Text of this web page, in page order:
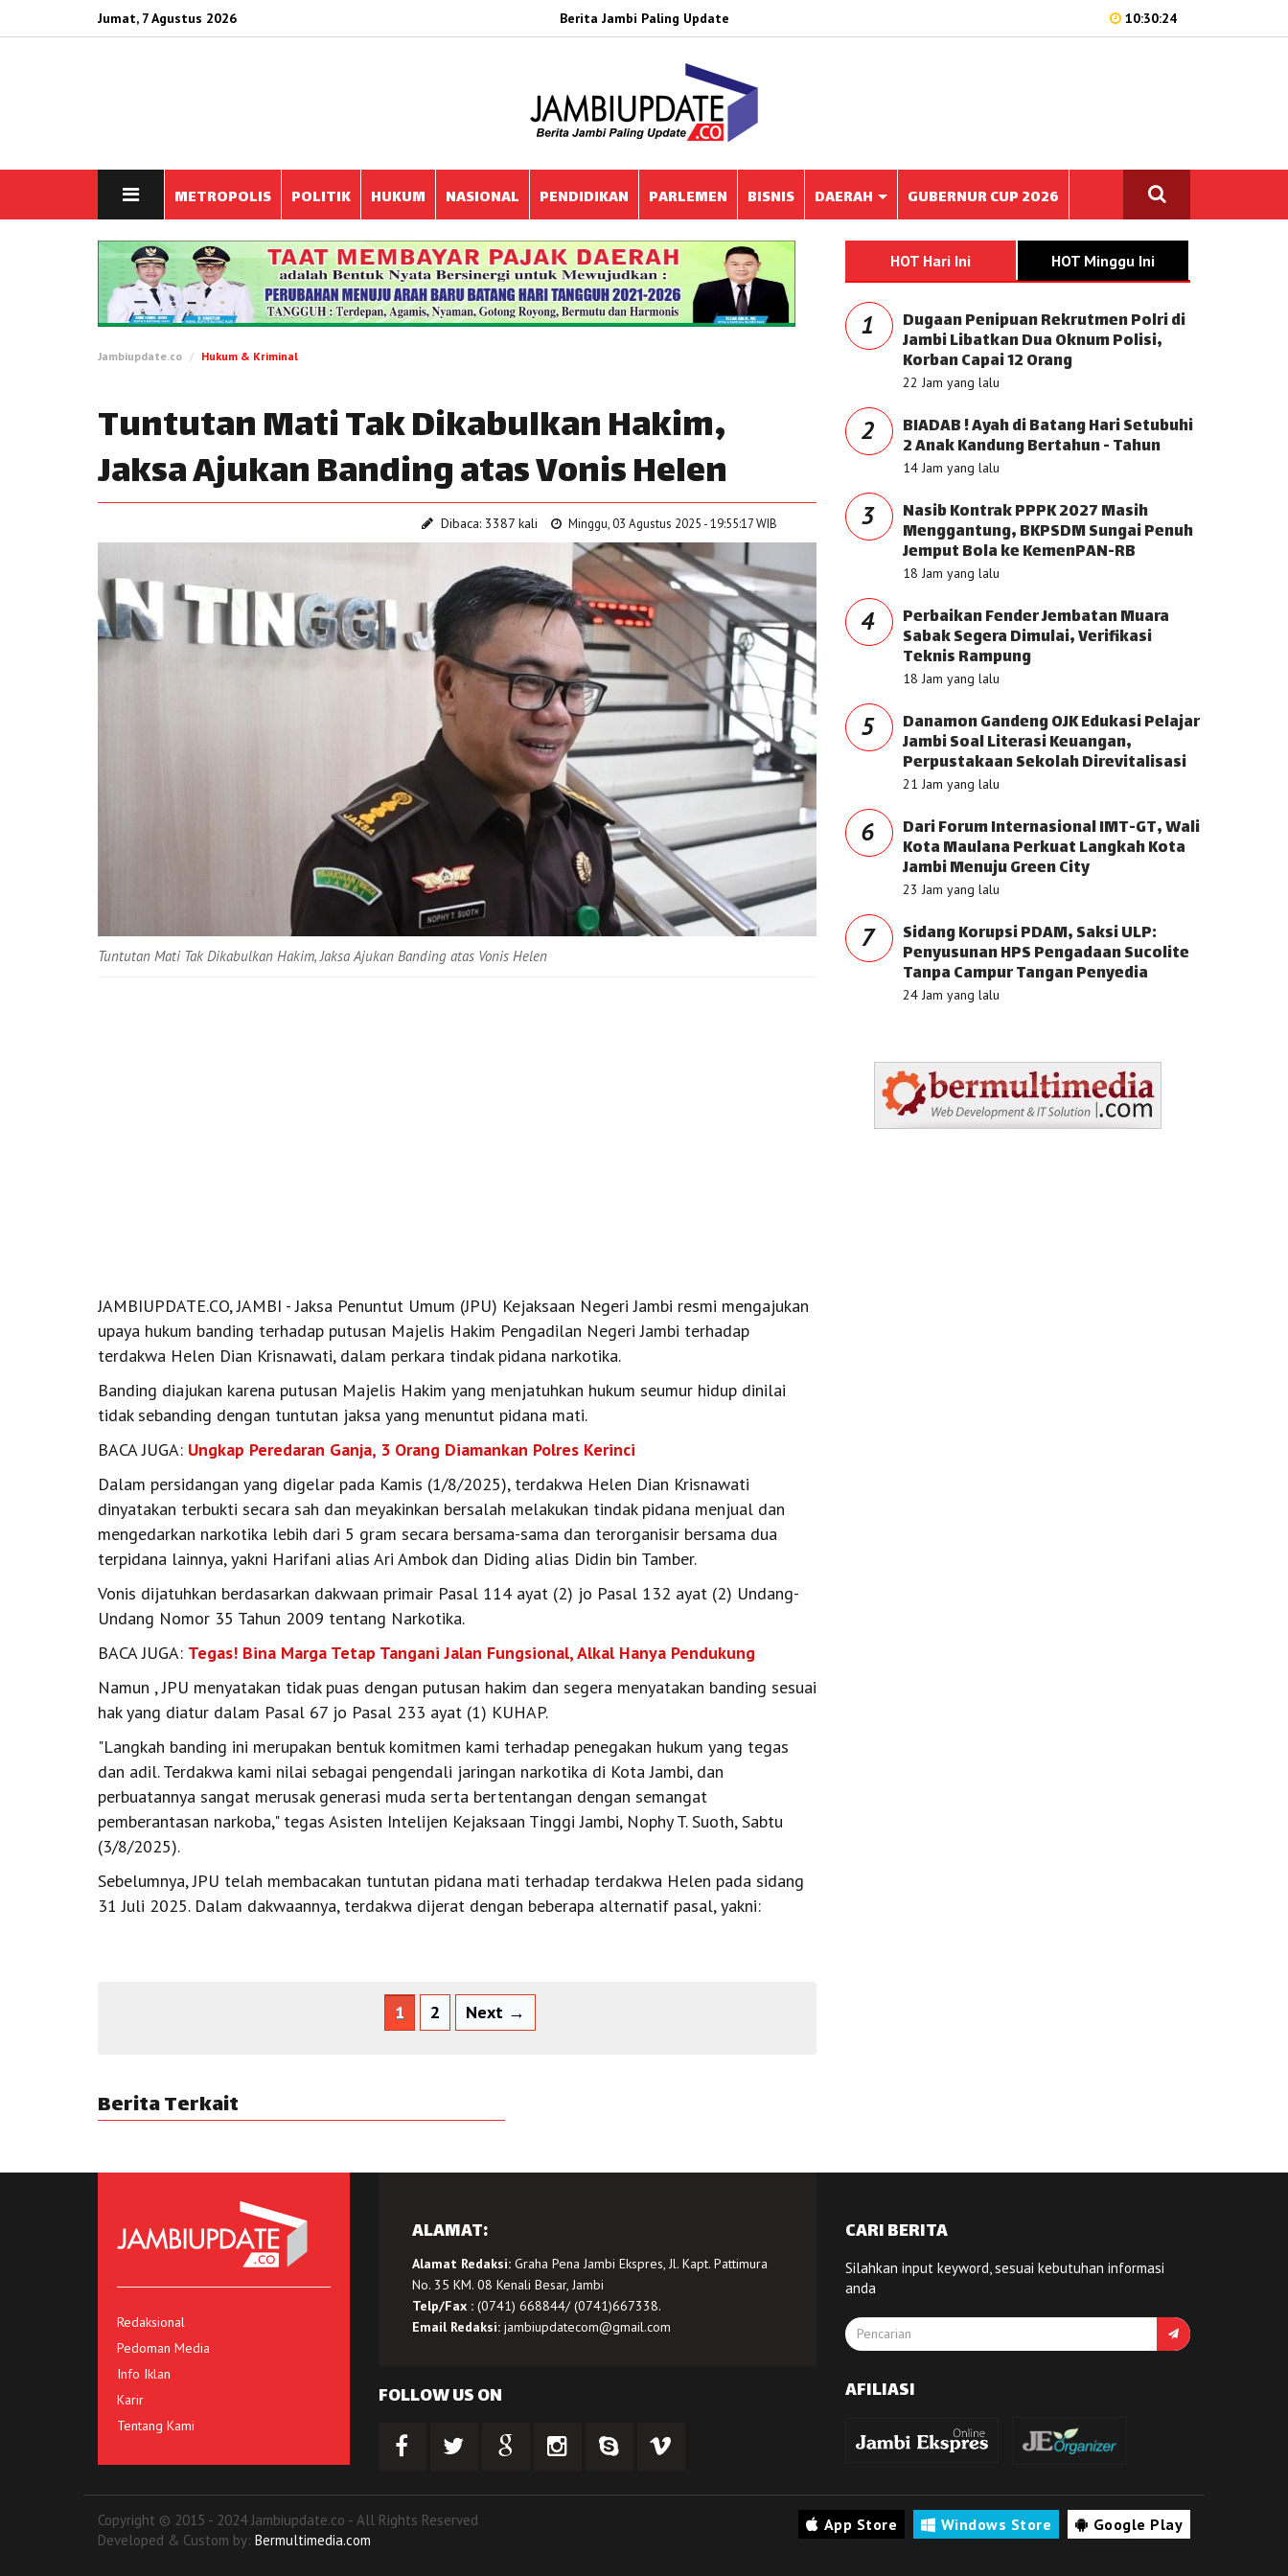
Jumat, 7 Agustus 2026 Berita Jambi Paling Update 10:30:24
METROPOLIS POLITIK HUKUM NASIONAL PENDIDIKAN PARLEMEN BISNIS DAERAH GUBERNUR CUP 2026
Jambiupdate.co Hukum & Kriminal
Tuntutan Mati Tak Dikabulkan Hakim,
Jaksa Ajukan Banding atas Vonis Helen
Dibaca: 3387 kali Minggu, 03 Agustus 2025 - 19:55:17 WIB
Tuntutan Mati Tak Dikabulkan Hakim, Jaksa Ajukan Banding atas Vonis Helen
JAMBIUPDATE.CO, JAMBI - Jaksa Penuntut Umum (JPU) Kejaksaan Negeri Jambi resmi mengajukan
upaya hukum banding terhadap putusan Majelis Hakim Pengadilan Negeri Jambi terhadap
terdakwa Helen Dian Krisnawati, dalam perkara tindak pidana narkotika.
Banding diajukan karena putusan Majelis Hakim yang menjatuhkan hukum seumur hidup dinilai
tidak sebanding dengan tuntutan jaksa yang menuntut pidana mati.
BACA JUGA: Ungkap Peredaran Ganja, 3 Orang Diamankan Polres Kerinci
Dalam persidangan yang digelar pada Kamis (1/8/2025), terdakwa Helen Dian Krisnawati
dinyatakan terbukti secara sah dan meyakinkan bersalah melakukan tindak pidana menjual dan
mengedarkan narkotika lebih dari 5 gram secara bersama-sama dan terorganisir bersama dua
terpidana lainnya, yakni Harifani alias Ari Ambok dan Diding alias Didin bin Tamber.
Vonis dijatuhkan berdasarkan dakwaan primair Pasal 114 ayat (2) jo Pasal 132 ayat (2) Undang-
Undang Nomor 35 Tahun 2009 tentang Narkotika.
BACA JUGA: Tegas! Bina Marga Tetap Tangani Jalan Fungsional, Alkal Hanya Pendukung
Namun , JPU menyatakan tidak puas dengan putusan hakim dan segera menyatakan banding sesuai
hak yang diatur dalam Pasal 67 jo Pasal 233 ayat (1) KUHAP.
"Langkah banding ini merupakan bentuk komitmen kami terhadap penegakan hukum yang tegas
dan adil. Terdakwa kami nilai sebagai pengendali jaringan narkotika di Kota Jambi, dan
perbuatannya sangat merusak generasi muda serta bertentangan dengan semangat
pemberantasan narkoba," tegas Asisten Intelijen Kejaksaan Tinggi Jambi, Nophy T. Suoth, Sabtu
(3/8/2025).
Sebelumnya, JPU telah membacakan tuntutan pidana mati terhadap terdakwa Helen pada sidang
31 Juli 2025. Dalam dakwaannya, terdakwa dijerat dengan beberapa alternatif pasal, yakni:
1 2 Next →
Berita Terkait
HOT Hari Ini HOT Minggu Ini
1 Dugaan Penipuan Rekrutmen Polri di
Jambi Libatkan Dua Oknum Polisi,
Korban Capai 12 Orang
22 Jam yang lalu
2 BIADAB ! Ayah di Batang Hari Setubuhi
2 Anak Kandung Bertahun - Tahun
14 Jam yang lalu
3 Nasib Kontrak PPPK 2027 Masih
Menggantung, BKPSDM Sungai Penuh
Jemput Bola ke KemenPAN-RB
18 Jam yang lalu
4 Perbaikan Fender Jembatan Muara
Sabak Segera Dimulai, Verifikasi
Teknis Rampung
18 Jam yang lalu
5 Danamon Gandeng OJK Edukasi Pelajar
Jambi Soal Literasi Keuangan,
Perpustakaan Sekolah Direvitalisasi
21 Jam yang lalu
6 Dari Forum Internasional IMT-GT, Wali
Kota Maulana Perkuat Langkah Kota
Jambi Menuju Green City
23 Jam yang lalu
7 Sidang Korupsi PDAM, Saksi ULP:
Penyusunan HPS Pengadaan Sucolite
Tanpa Campur Tangan Penyedia
24 Jam yang lalu
Redaksional
Pedoman Media
Info Iklan
Karir
Tentang Kami
ALAMAT:
Alamat Redaksi:Graha Pena Jambi Ekspres, Jl. Kapt. Pattimura
No. 35 KM. 08 Kenali Besar, Jambi
Telp/Fax :(0741) 668844/ (0741)667338.
Email Redaksi: jambiupdatecom@gmail.com
FOLLOW US ON
CARI BERITA
Silahkan input keyword, sesuai kebutuhan informasi
anda
AFILIASI
Copyright © 2015 - 2024 Jambiupdate.co - All Rights Reserved
Developed & Custom by: Bermultimedia.com
App Store Windows Store Google Play